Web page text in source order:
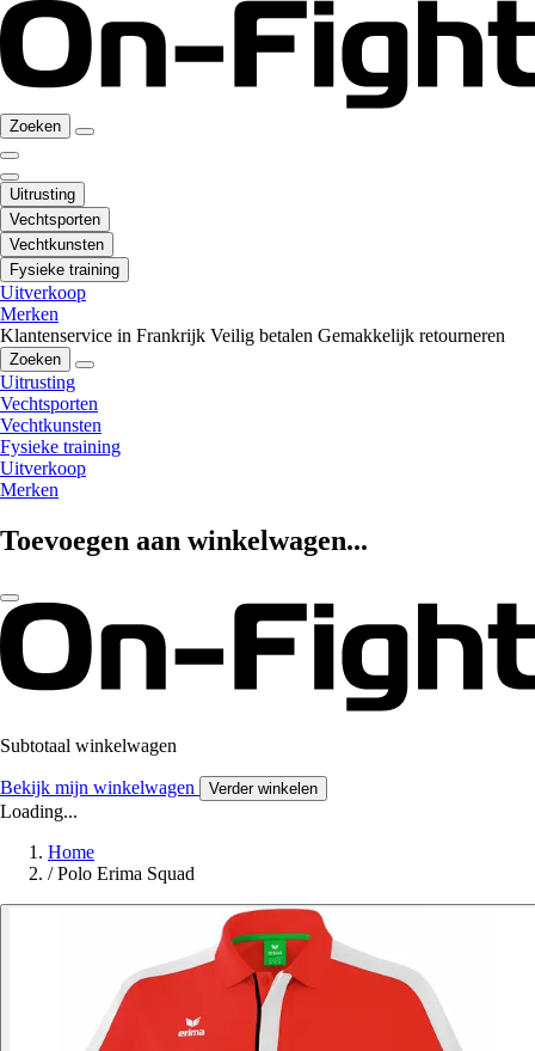
Zoeken
Uitrusting
Vechtsporten
Vechtkunsten
Fysieke training
Uitverkoop
Merken
Klantenservice in Frankrijk Veilig betalen Gemakkelijk retourneren
Zoeken
Uitrusting
Vechtsporten
Vechtkunsten
Fysieke training
Uitverkoop
Merken
Toevoegen aan winkelwagen...
Subtotaal winkelwagen
Bekijk mijn winkelwagen Verder winkelen
Loading...
Home
/ Polo Erima Squad